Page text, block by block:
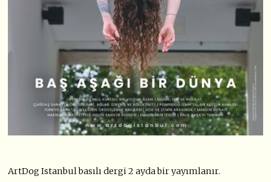
ArtDog Istanbul basılı dergi 2 ayda bir yayımlanır.